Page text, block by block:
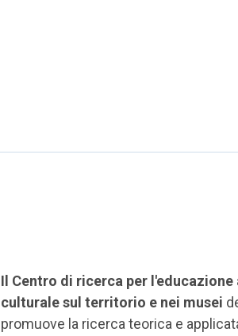
Il Centro di ricerca per
culturale sul territorio e nei musei
promuove la ricerca teorica e